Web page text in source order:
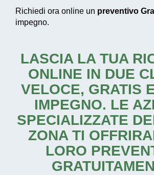
Richiedi ora online un preventivo
impegno.
LASCIA LA TUA
ONLINE IN DUE
VELOCE, GRATIS
IMPEGNO. LE
SPECIALIZZATE
ZONA TI
LORO